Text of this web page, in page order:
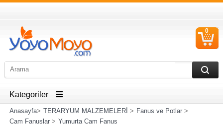
0
Kategoriler
Anasayfa> TERARYUM MALZEMELERİ > Fanus ve Potlar>
Cam Fanuslar> Yumurta Cam Fanus